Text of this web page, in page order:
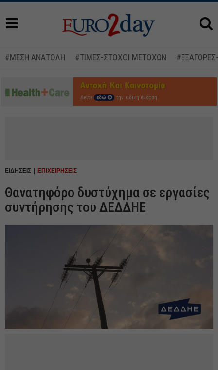
#ΜΕΣΗ ΑΝΑΤΟΛΗ #ΤΙΜΕΣ-ΣΤΟΧΟΙ ΜΕΤΟΧΩΝ
Δείτε εδώ την ειδική έκδοση
ΕΙΔΗΣΕΙΣ ΕΠΙΧΕΙΡΗΣΕΙΣ
Θανατηφόρο δυστύχημα σε εργασίες
συντήρησης του ΔΕΔΔΗΕ